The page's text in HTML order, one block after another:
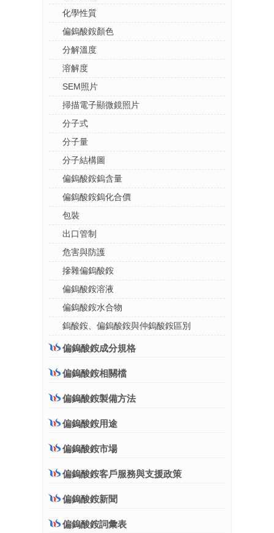
化學性質
偏鎢酸銨顏色
分解溫度
溶解度
SEM照片
掃描電子顯微鏡照片
分子式
分子量
分子結構圖
偏鎢酸銨鎢含量
偏鎢酸銨鎢化合價
包裝
出口管制
危害與防護
摻雜偏鎢酸銨
偏鎢酸銨溶液
偏鎢酸銨水合物
鎢酸銨、偏鎢酸銨與仲鎢酸銨區別
偏鎢酸銨成分規格
偏鎢酸銨相關檔
偏鎢酸銨製備方法
偏鎢酸銨用途
偏鎢酸銨市場
偏鎢酸銨客戶服務與支援政策
偏鎢酸銨新聞
偏鎢酸銨詞彙表